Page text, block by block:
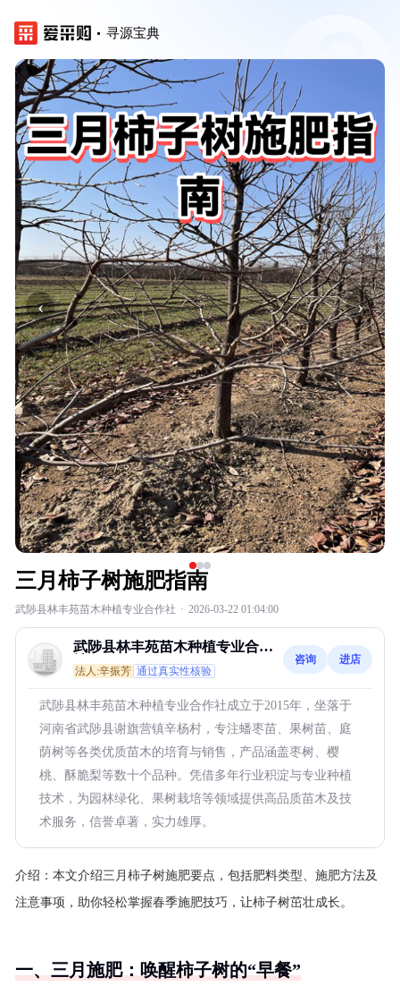
寻源宝典
‹ ›
三月柿子树施肥指南
武陟县林丰苑苗木种植专业合作社 · 2026-03-22 01:04:00
武陟县林丰苑苗木种植专业合作
社
法人:辛振芳 通过真实性核验
咨询 进店
武陟县林丰苑苗木种植专业合作社成立于2015年，坐落于
河南省武陟县谢旗营镇辛杨村，专注蟠枣苗、果树苗、庭
荫树等各类优质苗木的培育与销售，产品涵盖枣树、樱
桃、酥脆梨等数十个品种。凭借多年行业积淀与专业种植
技术，为园林绿化、果树栽培等领域提供高品质苗木及技
术服务，信誉卓著，实力雄厚。
介绍： 本文介绍三月柿子树施肥要点，包括肥料类型、施肥方法及
注意事项，助你轻松掌握春季施肥技巧，让柿子树茁壮成长。
一、三月施肥：唤醒柿子树的“早餐”